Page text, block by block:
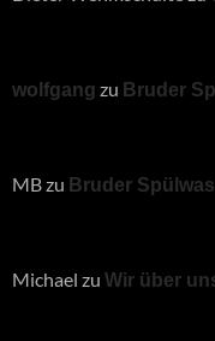
wolfgang zu Bruder
MBzu Bruder
Michael zu Wir über